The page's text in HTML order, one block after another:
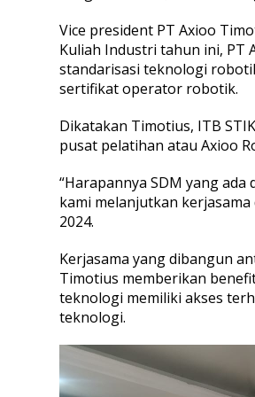
s
r
i
2
2
4
Vice president PT Axioo
Kuliah Industri tahun ini, PT
standarisasi teknologi
sertifikat operator robotik.
Dikatakan Timotius, ITB
pusat pelatihan atau Axioo
“Harapannya SDM yang
kami melanjutkan kerjasama
2024.
Kerjasama yang dibangun
Timotius memberikan
teknologi memiliki akses
teknologi.